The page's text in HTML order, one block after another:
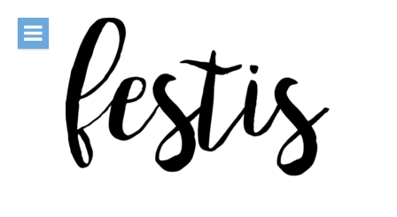
contenido